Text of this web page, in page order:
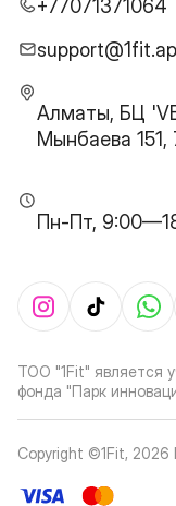
+77071371064
Алматы, БЦ
Мынбаева
Пн-Пт,
ТОО "1Fit" является
фонда "Парк
Copyright ©1Fit, 2026